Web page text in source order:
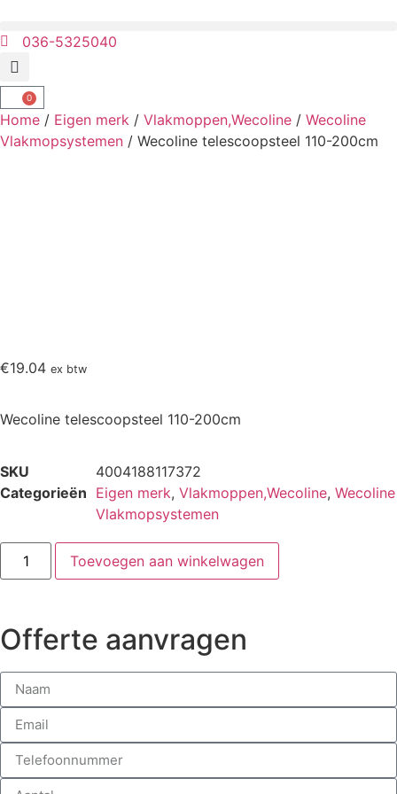
036-5325040
0
Home / Eigen merk / Vlakmoppen,Wecoline / Wecoline
Vlakmopsystemen / Wecoline telescoopsteel 110-200cm
€19.04 ex btw
Wecoline telescoopsteel 110-200cm
SKU
4004188117372
Categorieën Eigen merk, Vlakmoppen,Wecoline, Wecoline
Vlakmopsystemen
Toevoegen aan winkelwagen
Offerte aanvragen